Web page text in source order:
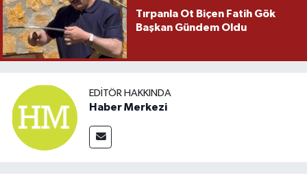
Tırpanla Ot Biçen Fatih Gök
Başkan Gündem Oldu
EDITÖR HAKKINDA
Haber Merkezi